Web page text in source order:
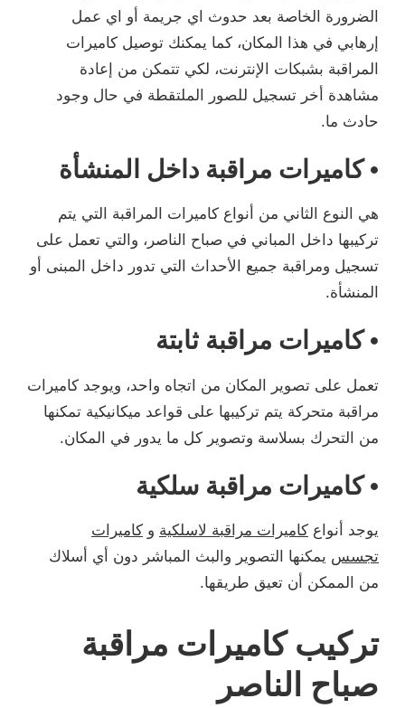
الضرورة الخاصة بعد حدوث اي جريمة أو اي عمل
إرهابي في هذا المكان، كما يمكنك توصيل كاميرات
المراقبة بشبكات الإنترنت، لكي تتمكن من إعادة
مشاهدة أخر تسجيل للصور الملتقطة في حال وجود
حادث ما.
• كاميرات مراقبة داخل المنشأة
هي النوع الثاني من أنواع كاميرات المراقبة التي يتم
تركيبها داخل المباني في صباح الناصر، والتي تعمل على
تسجيل ومراقبة جميع الأحداث التي تدور داخل المبنى أو
المنشأة.
• كاميرات مراقبة ثابتة
تعمل على تصوير المكان من اتجاه واحد، ويوجد كاميرات
مراقبة متحركة يتم تركيبها على قواعد ميكانيكية تمكنها
من التحرك بسلاسة وتصوير كل ما يدور في المكان.
• كاميرات مراقبة سلكية
يوجد أنواع كاميرات مراقبة لاسلكية و كاميرات
تجسس يمكنها التصوير والبث المباشر دون أي أسلاك
من الممكن أن تعيق طريقها.
تركيب كاميرات مراقبة
صباح الناصر